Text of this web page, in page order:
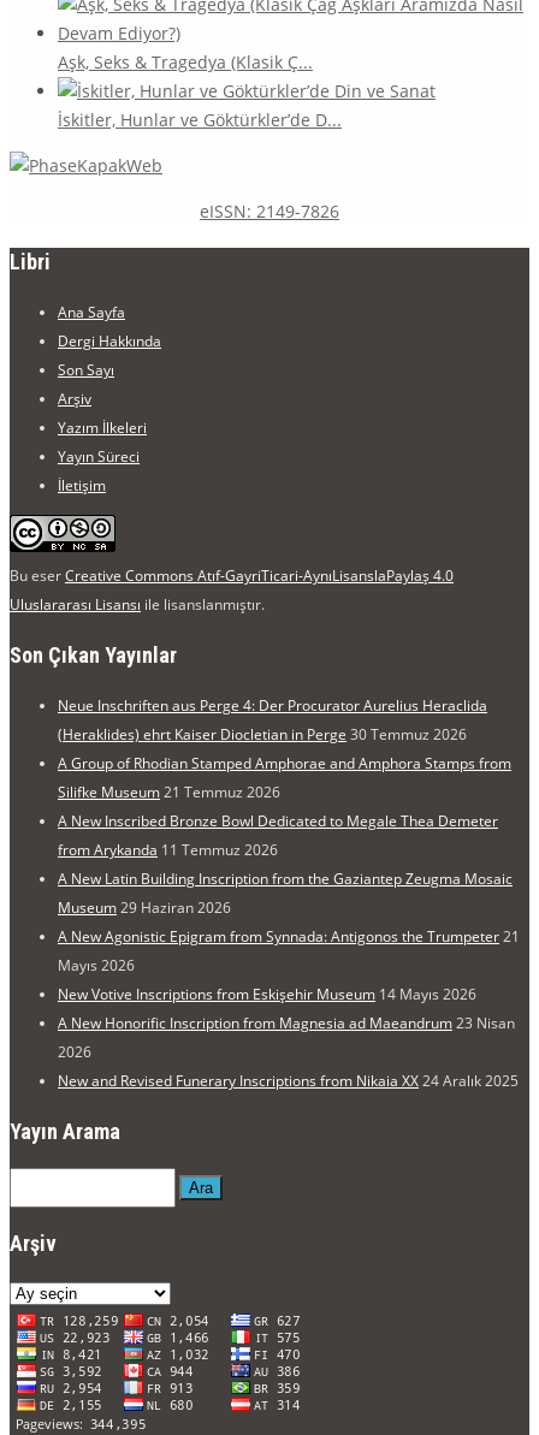
Aşk, Seks & Tragedya (Klasik Ç...
İskitler, Hunlar ve Göktürkler’de D...
eISSN: 2149-7826
Libri
Ana Sayfa
Dergi Hakkında
Son Sayı
Arşiv
Yazım İlkeleri
Yayın Süreci
İletişim
Bu eserCreative Commons Atıf-GayriTicari-AynıLisanslaPaylaş 4.0
Uluslararası Lisansı ile lisanslanmıştır.
Son Çıkan Yayınlar
Neue Inschriften aus Perge 4: Der Procurator Aurelius Heraclida
(Heraklides) ehrt Kaiser Diocletian in Perge 30 Temmuz 2026
A Group of Rhodian Stamped Amphorae and Amphora Stamps from
Silifke Museum21 Temmuz 2026
A New Inscribed Bronze Bowl Dedicated to Megale Thea Demeter
from Arykanda 11 Temmuz 2026
A New Latin Building Inscription from the Gaziantep Zeugma Mosaic
Museum29 Haziran 2026
A New Agonistic Epigram from Synnada: Antigonos the Trumpeter21
Mayıs 2026
New Votive Inscriptions from Eskişehir Museum 14 Mayıs 2026
A New Honorific Inscription from Magnesia ad Maeandrum23 Nisan
2026
New and Revised Funerary Inscriptions from Nikaia XX24 Aralık 2025
Yayın Arama
Ara
Arşiv
Arşiv